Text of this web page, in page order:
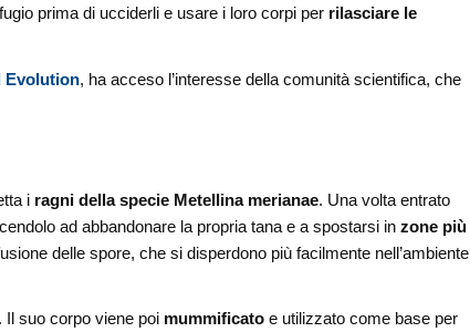
prima di ucciderli e usare i loro corpi per rilasciare le
Evolution, ha acceso l’interesse della comunità scientifica, che
i ragni della specie Metellina merianae. Una volta entrato
ad abbandonare la propria tana e a spostarsi inzone più
delle spore, che si disperdono più facilmente nell’ambiente
. Il suo corpo viene poi mummificato e utilizzato come base per